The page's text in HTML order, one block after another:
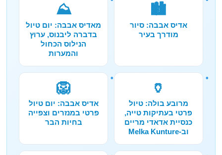
🏙️
אדיס אבבה: סיור
מודרך בעיר
⛰️
מאדיס אבבה: יום טיול
בדברה ליבנוס, ערוץ
הנילוס הכחול
והמערות
🏺
מרובע בולה: טיול
פרטי בעתיקות טייה,
כנסיית אדאדי מריים
וב-Melka Kunture
🦁
אדיס אבבה: יום טיול
פרטי במנזרים וצפייה
בחיות הבר